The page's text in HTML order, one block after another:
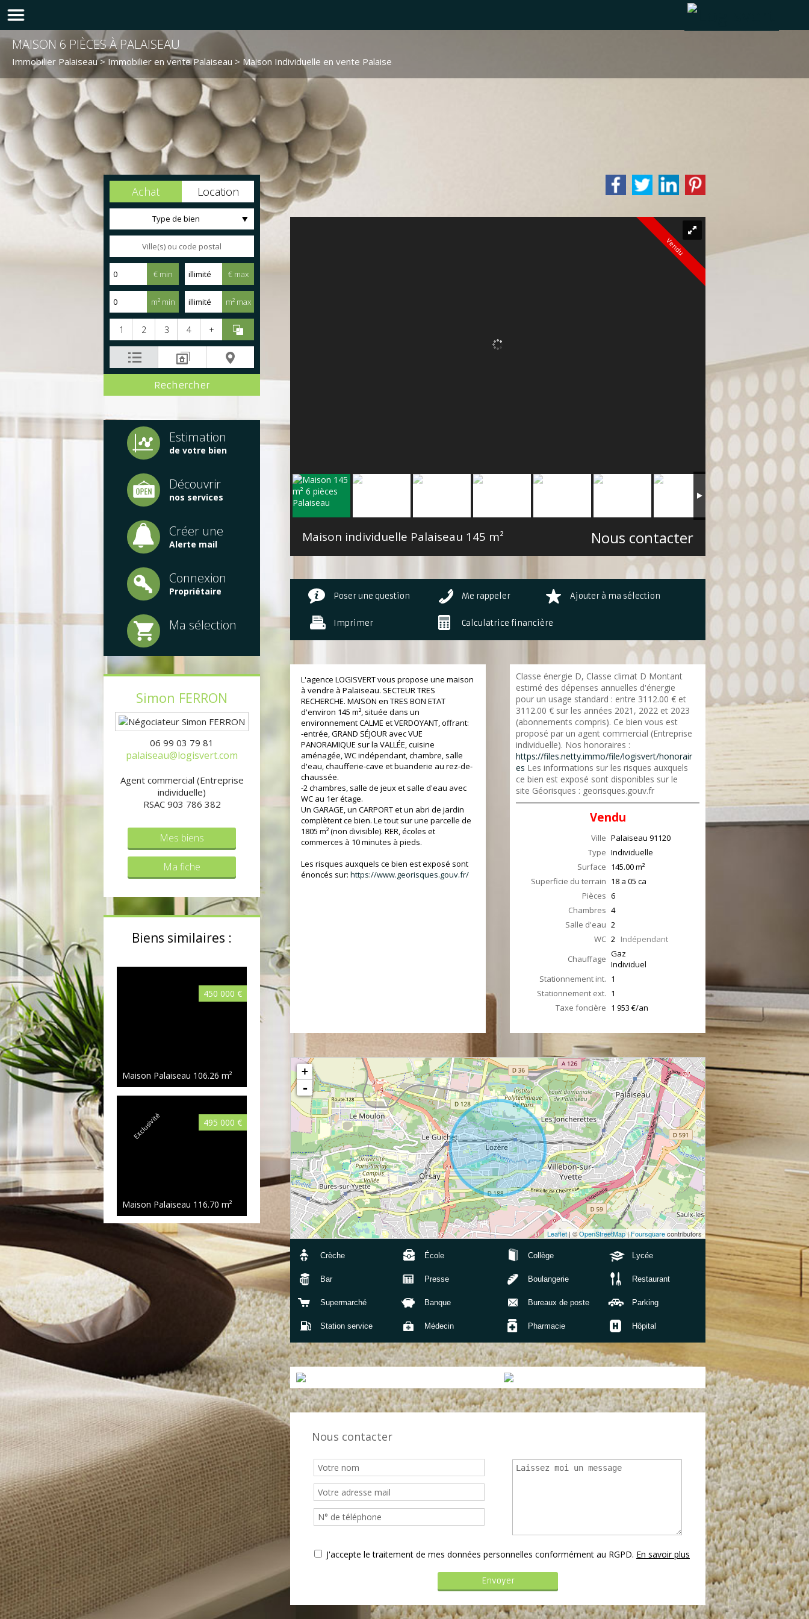
MAISON 6 PIÈCES À PALAISEAU
Immobilier Palaiseau > Immobilier en vente Palaiseau > Maison Individuelle en vente Palaiseau
Achat Location
Type de bien
€ min € max
m² min m² max
1 2 3 4 +
Estimation
de votre bien
Découvrir
nos services
Créer une
Alerte mail
Connexion
Propriétaire
Ma sélection
Simon FERRON
06 99 03 79 81
palaiseau@logisvert.com
Agent commercial (Entreprise
individuelle)
RSAC 903 786 382
Mes biens
Ma fiche
Biens similaires :
450 000 €
Maison Palaiseau 106.26 m²
Exclusivité 495 000 €
Maison Palaiseau 116.70 m²
Exclusivité 470 000 €
113 m²
Vendu
Maison individuelle Palaiseau 145 m² Nous contacter
Poser une question Me rappeler Ajouter à ma sélection
Imprimer Calculatrice financière
L'agence LOGISVERT vous propose une maison
à vendre à Palaiseau. SECTEUR TRES
RECHERCHE. MAISON en TRES BON ETAT
d'environ 145 m², située dans un
environnement CALME et VERDOYANT, offrant:
-entrée, GRAND SÉJOUR avec VUE
PANORAMIQUE sur la VALLÉE, cuisine
aménagée, WC indépendant, chambre, salle
d'eau, chaufferie-cave et buanderie au rez-de-
chaussée.
-2 chambres, salle de jeux et salle d'eau avec
WC au 1er étage.
Un GARAGE, un CARPORT et un abri de jardin
complètent ce bien. Le tout sur une parcelle de
1805 m² (non divisible). RER, écoles et
commerces à 10 minutes à pieds.
Les risques auxquels ce bien est exposé sont
énoncés sur: https://www.georisques.gouv.fr/
Classe énergie D, Classe climat D Montant
estimé des dépenses annuelles d'énergie
pour un usage standard : entre 3112.00 € et
3112.00 € sur les années 2021, 2022 et 2023
(abonnements compris). Ce bien vous est
proposé par un agent commercial (Entreprise
individuelle). Nos honoraires :
https://files.netty.immo/file/logisvert/honorair
es Les informations sur les risques auxquels
ce bien est exposé sont disponibles sur le
site Géorisques : georisques.gouv.fr
Vendu
Ville Palaiseau 91120
Type Individuelle
Surface 145.00m²
Superficie du terrain 18 a 05 ca
Pièces 6
Chambres 4
Salle d'eau 2
WC 2 Indépendant
Chauffage Gaz
Individuel
Stationnement int. 1
Stationnement ext. 1
Taxe foncière 1 953 €/an
+
-
Leaflet | ©OpenStreetMap|Foursquarecontributors
Crèche École Collège Lycée
Bar Presse Boulangerie Restaurant
Supermarché Banque Bureaux de poste Parking
Station service Médecin Pharmacie Hôpital
Nous contacter
J'accepte le traitement de mes données personnelles conformément au RGPD. En savoir plus